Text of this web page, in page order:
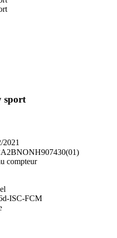
sport
2021
compteur
ISC-FCM